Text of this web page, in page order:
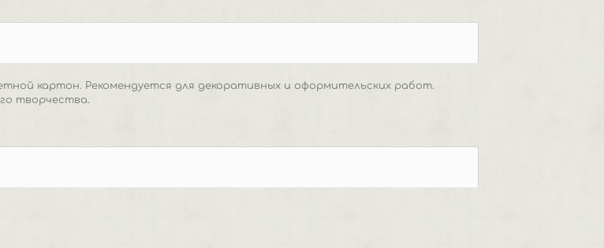
картон. Рекомендуется для декоративных и оформительских работ.
творчества.